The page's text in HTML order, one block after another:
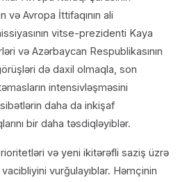
və Avropa İttifaqının ali
vitse-prezidenti Kaya
və Azərbaycan Respublikasının
də daxil olmaqla, son
intensivləşməsini
daha da inkişaf
bir daha təsdiqləyiblər.
və yeni ikitərəfli saziş üzrə
vurğulayıblar. Həmçinin